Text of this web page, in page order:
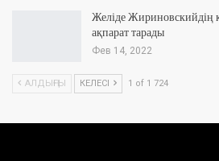
Желіде Жириновскийдің
ақпарат тарады
Фев 14, 2022
АЛДЫҢҒЫ КЕЛЕСІ 1 of 1 724